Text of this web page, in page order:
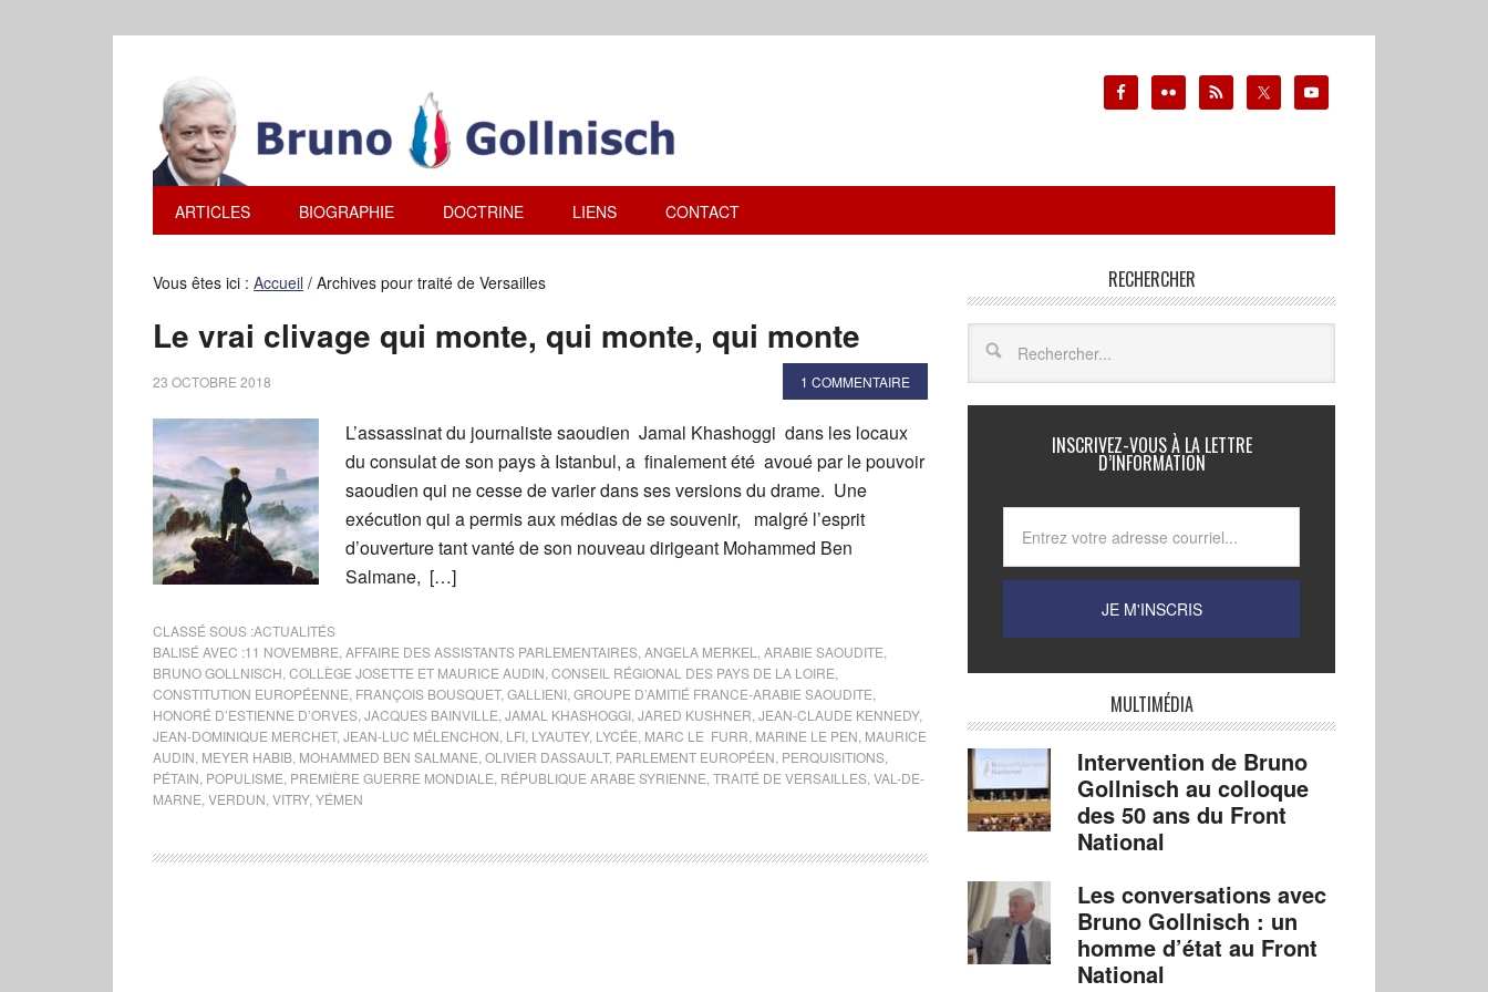
ARTICLES BIOGRAPHIE DOCTRINE LIENS CONTACT
Vous êtes ici : Accueil / Archives pour traité de Versailles
Le vrai clivage qui monte, qui monte, qui monte
23 OCTOBRE 2018 1 COMMENTAIRE
L’assassinat du journaliste saoudien Jamal Khashoggi dans les locaux
du consulat de son pays à Istanbul, a finalement été avoué par le pouvoir
saoudien qui ne cesse de varier dans ses versions du drame. Une
exécution qui a permis aux médias de se souvenir, malgré l’esprit
d’ouverture tant vanté de son nouveau dirigeant Mohammed Ben
Salmane, […]
CLASSÉ SOUS :ACTUALITÉS
BALISÉ AVEC :11 NOVEMBRE AFFAIRE DES ASSISTANTS PARLEMENTAIRES ANGELA MERKEL ARABIE SAOUDITE
BRUNO GOLLNISCH COLLÈGE JOSETTE ET MAURICE AUDIN CONSEIL RÉGIONAL DES PAYS DE LA LOIRE
CONSTITUTION EUROPÉENNE FRANÇOIS BOUSQUET, GALLIENI GROUPE D’AMITIÉ FRANCE-ARABIE SAOUDITE
HONORÉ D’ESTIENNE D’ORVES JACQUES BAINVILLE JAMAL KHASHOGGI JARED KUSHNER JEAN-CLAUDE KENNEDY,
JEAN-DOMINIQUE MERCHET, JEAN-LUC MÉLENCHON LFI LYAUTEY, LYCÉE MARC LE FURR MARINE LE PEN MAURICE
AUDIN MEYER HABIB MOHAMMED BEN SALMANE OLIVIER DASSAULT, PARLEMENT EUROPÉEN PERQUISITIONS
PÉTAIN POPULISME PREMIÈRE GUERRE MONDIALE RÉPUBLIQUE ARABE SYRIENNE TRAITÉ DE VERSAILLES VAL-DE-
MARNE VERDUN VITRY, YÉMEN
RECHERCHER
INSCRIVEZ-VOUS À LA LETTRE
D’INFORMATION
MULTIMÉDIA
Intervention de Bruno
Gollnisch au colloque
des 50 ans du Front
National
Les conversations avec
Bruno Gollnisch : un
homme d’état au Front
National